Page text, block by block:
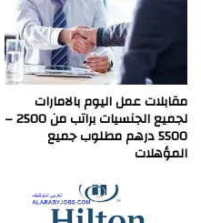
مقابلات عمل اليوم بالامارات
لجميع الجنسيات براتب من 2500 –
5500 درهم مطلوب جميع
المؤهلات